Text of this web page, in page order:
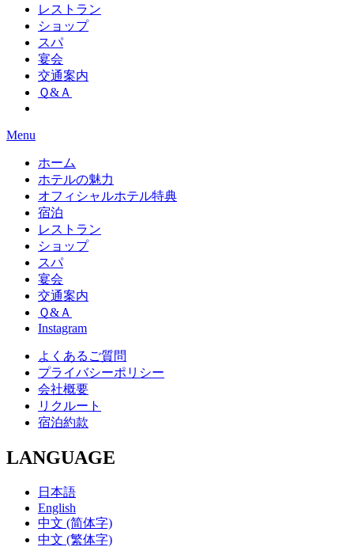
レストラン
ショップ
スパ
宴会
交通案内
Ｑ&Ａ
Menu
ホーム
ホテルの魅力
オフィシャルホテル特典
宿泊
レストラン
ショップ
スパ
宴会
交通案内
Ｑ&Ａ
Instagram
よくあるご質問
プライバシーポリシー
会社概要
リクルート
宿泊約款
LANGUAGE
日本語
English
中文 (简体字)
中文 (繁体字)